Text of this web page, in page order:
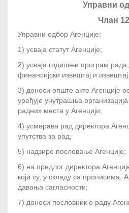
Управни
Члан 12
Управни одбор Агенције:
1) усваја статут Агенције;
2) усваја годишњи програм
финансијски извештај и
3) доноси опште акте Агенције
уређује унутрашња
радних места у Агенцији;
4) усмерава рад директора
упутства за рад;
5) надзире пословање Агенције;
6) на предлог директора
који су, у складу са прописима,
давања сагласности;
7) доноси пословник о раду